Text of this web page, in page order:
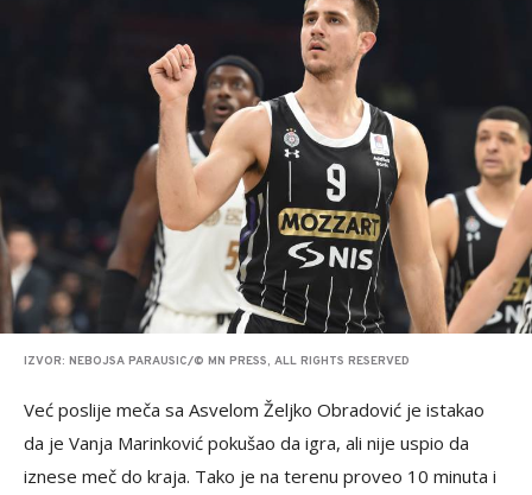
IZVOR: NEBOJSA PARAUSIC/© MN PRESS, ALL RIGHTS RESERVED
Već poslije meča sa Asvelom Željko Obradović je istakao
da je Vanja Marinković pokušao da igra, ali nije uspio da
iznese meč do kraja. Tako je na terenu proveo 10 minuta i